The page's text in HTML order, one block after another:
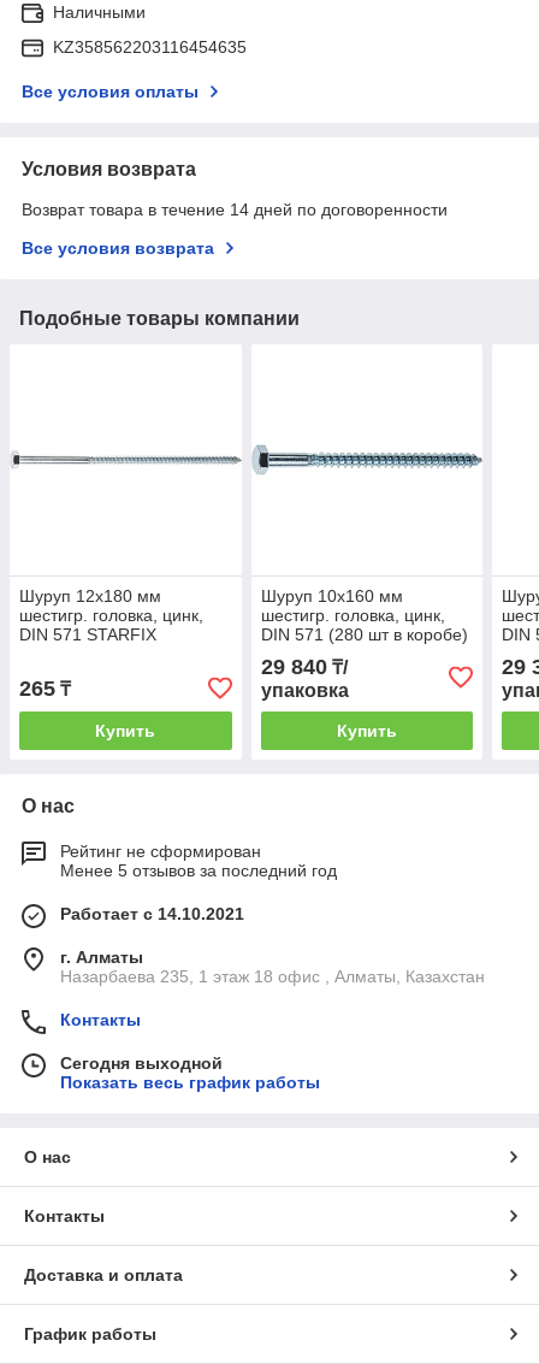
Наличными
KZ358562203116454635
Все условия оплаты
Условия возврата
Возврат товара в течение 14 дней по договоренности
Все условия возврата
Подобные товары компании
Шуруп 12х180 мм
шестигр. головка, цинк,
DIN 571 STARFIX
265 ₸
Купить
Шуруп 10х160 мм
шестигр. головка, цинк,
DIN 571 (280 шт в коробе)
29 840₸/
упаковка
Купить
DIN
29
О нас
Рейтинг не сформирован
Менее 5 отзывов за последний год
Работает с 14.10.2021
г. Алматы
Назарбаева 235, 1 этаж 18 офис , Алматы, Казахстан
Контакты
Сегодня выходной
Показать весь график работы
О нас
Контакты
Доставка и оплата
График работы